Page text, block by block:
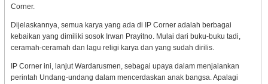
Corner.
Dijelaskannya, semua karya yang ada di IP Corner adalah berbagai
kebaikan yang dimiliki sosok Irwan Prayitno. Mulai dari buku-buku tadi,
ceramah-ceramah dan lagu religi karya dan yang sudah dirilis.
IP Corner ini, lanjut Wardarusmen, sebagai upaya dalam menjalankan
perintah Undang-undang dalam mencerdaskan anak bangsa. Apalagi